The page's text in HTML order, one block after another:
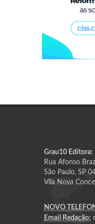
Grau10 Editora:
Rua Afonso
São Paulo, SP
Vila Nova
NOVO
Email Redação: